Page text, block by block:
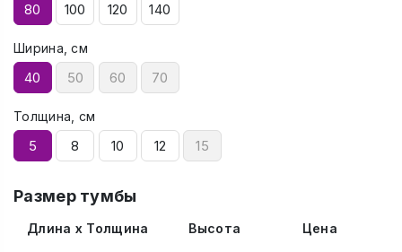
80 100 120 140
Ширина, см
40 50 60 70
Толщина, см
5 8 10 12 15
Размер тумбы
Длина x Толщина Высота Цена